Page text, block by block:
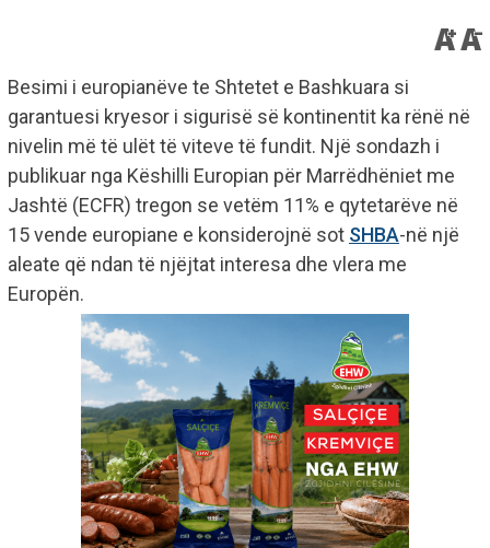
Besimi i europianëve te Shtetet e Bashkuara si
garantuesi kryesor i sigurisë së kontinentit ka rënë në
nivelin më të ulët të viteve të fundit. Një sondazh i
publikuar nga Këshilli Europian për Marrëdhëniet me
Jashtë (ECFR) tregon se vetëm 11% e qytetarëve në
15 vende europiane e konsiderojnë sot SHBA-në një
aleate që ndan të njëjtat interesa dhe vlera me
Europën.